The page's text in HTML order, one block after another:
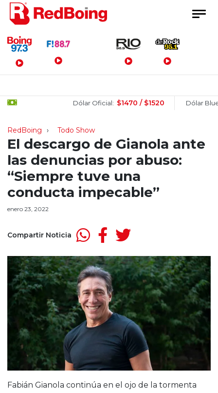
Menú Principal
Dólar Oficial: $1470 / $1520 Dólar Blue:
RedBoing Todo Show
El descargo de Gianola ante
las denuncias por abuso:
“Siempre tuve una
conducta impecable”
enero 23, 2022
Compartir Noticia
Fabián Gianola continúa en el ojo de la tormenta